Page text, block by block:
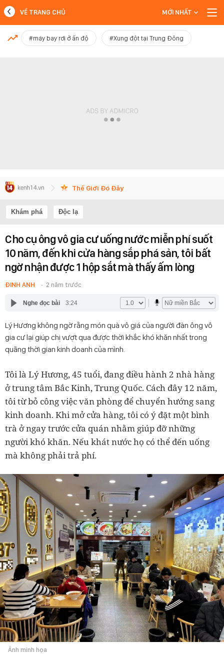
MỚI NHẤT
VỀ TRANG CHỦ MỚI NHẤT
#máy bay rơi ở ấn độ #Xung đột tại Trung Đông
Thế Giới Đó Đây
Khám phá Độc lạ
Cho cụ ông vô gia cư uống nước miễn phí suốt
10 năm, đến khi cửa hàng sắp phá sản, tôi bất
ngờ nhận được 1 hộp sắt mà thấy ấm lòng
ĐINH ANH 2 năm trước
Nghe đọc bài 3:24
Lý Hương không ngờ rằng món quà vô giá của người đàn ông vô
gia cư lại giúp chị vượt qua được thời khắc khó khăn nhất trong
quãng thời gian kinh doanh của mình.
Tôi là Lý Hương, 45 tuổi, đang điều hành 2 nhà hàng
ở trung tâm Bắc Kinh, Trung Quốc. Cách đây 12 năm,
tôi từ bỏ công việc văn phòng để chuyển hướng sang
kinh doanh. Khi mở cửa hàng, tôi có ý đặt một bình
trà ở ngay trước cửa quán nhằm giúp đỡ những
người khó khăn. Nếu khát nước họ có thể đến uống
mà không phải trả phí.
Ảnh minh họa